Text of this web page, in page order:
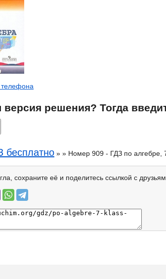
версия решения? Тогда
бесплатно » » Номер 909 - ГДЗ по алгебре,
сохраните её и поделитесь ссылкой с